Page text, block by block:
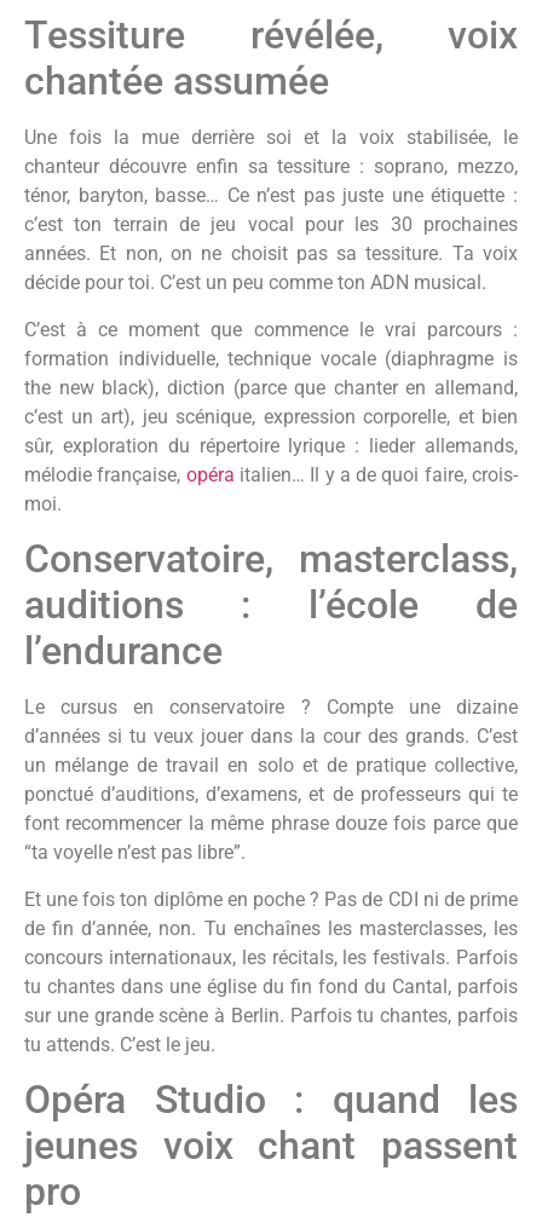
Tessiture révélée, voix
chantée assumée
Une fois la mue derrière soi et la voix stabilisée, le
chanteur découvre enfin sa tessiture : soprano, mezzo,
ténor, baryton, basse… Ce n’est pas juste une étiquette :
c’est ton terrain de jeu vocal pour les 30 prochaines
années. Et non, on ne choisit pas sa tessiture. Ta voix
décide pour toi. C’est un peu comme ton ADN musical.
C’est à ce moment que commence le vrai parcours :
formation individuelle, technique vocale (diaphragme is
the new black), diction (parce que chanter en allemand,
c’est un art), jeu scénique, expression corporelle, et bien
sûr, exploration du répertoire lyrique : lieder allemands,
mélodie française, opéra italien… Il y a de quoi faire, crois-
moi.
Conservatoire, masterclass,
auditions : l’école de
l’endurance
Le cursus en conservatoire ? Compte une dizaine
d’années si tu veux jouer dans la cour des grands. C’est
un mélange de travail en solo et de pratique collective,
ponctué d’auditions, d’examens, et de professeurs qui te
font recommencer la même phrase douze fois parce que
“ta voyelle n’est pas libre”.
Et une fois ton diplôme en poche ? Pas de CDI ni de prime
de fin d’année, non. Tu enchaînes les masterclasses, les
concours internationaux, les récitals, les festivals. Parfois
tu chantes dans une église du fin fond du Cantal, parfois
sur une grande scène à Berlin. Parfois tu chantes, parfois
tu attends. C’est le jeu.
Opéra Studio : quand les
jeunes voix chant passent
pro